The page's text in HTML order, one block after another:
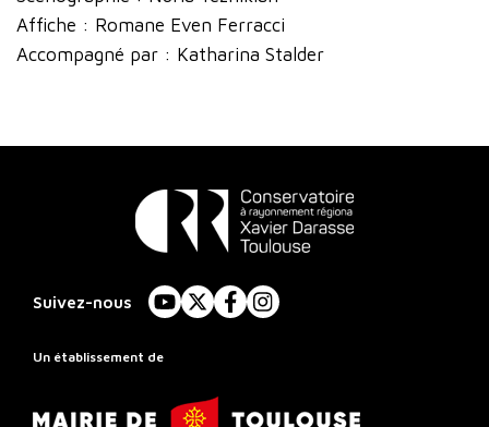
Affiche : Romane Even Ferracci
Accompagné par : Katharina Stalder
Rayonnement
Régional
Toulouse
Suivez-nous
YouTube
X FacebookInstagram
Un établissement de
Mairie